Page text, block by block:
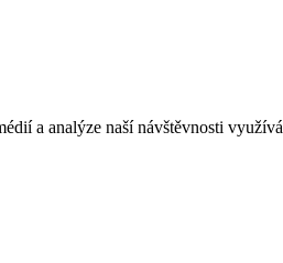
a analýze naší návštěvnosti